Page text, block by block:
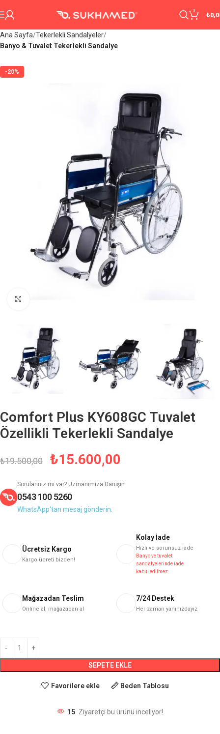
0
₺
Ana Sayfa Tekerlekli Sandalyeler
Banyo & Tuvalet Tekerlekli Sandalye
-20%
Comfort Plus KY608GC Tuvalet
Özellikli Tekerlekli Sandalye
₺19.500,00 ₺15.600,00
Sorularınız mı var? Uzmanımıza Danışın
0543 100 5260
WhatsApp'tan mesaj gönderin.
Ücretsiz Kargo
Kargo ücreti bizden!
Kolay İade
Hızlı ve sorunsuz iade
Banyo ve tuvalet
sandalyelerinde iade
kabul edilmez
Mağazadan Teslim
Online al, mağazadan al
7/24 Destek
Her zaman yanınızdayız
SEPETE EKLE
Favorilere ekle Beden Tablosu
15 Ziyaretçi bu ürünü inceliyor!